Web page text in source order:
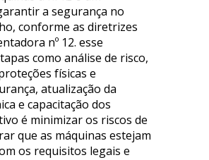
a segurança no
conforme as diretrizes
nº 12. esse
como análise de risco,
físicas e
atualização da
e capacitação dos
é minimizar os riscos de
que as máquinas estejam
os requisitos legais e